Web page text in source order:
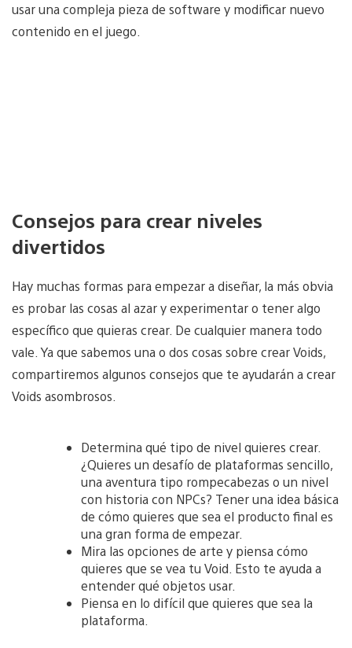
usar una compleja pieza de software y modificar nuevo
contenido en el juego.
Consejos para crear niveles
divertidos
Hay muchas formas para empezar a diseñar, la más obvia
es probar las cosas al azar y experimentar o tener algo
específico que quieras crear. De cualquier manera todo
vale. Ya que sabemos una o dos cosas sobre crear Voids,
compartiremos algunos consejos que te ayudarán a crear
Voids asombrosos.
Determina qué tipo de nivel quieres crear.
¿Quieres un desafío de plataformas sencillo,
una aventura tipo rompecabezas o un nivel
con historia con NPCs? Tener una idea básica
de cómo quieres que sea el producto final es
una gran forma de empezar.
Mira las opciones de arte y piensa cómo
quieres que se vea tu Void. Esto te ayuda a
entender qué objetos usar.
Piensa en lo difícil que quieres que sea la
plataforma.